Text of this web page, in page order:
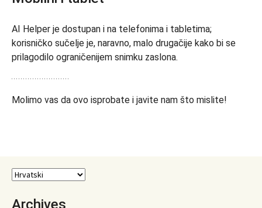
AI Helper je dostupan i na telefonima i tabletima;
korisničko sučelje je, naravno, malo drugačije kako bi se
prilagodilo ograničenijem snimku zaslona.
Molimo vas da ovo isprobate i javite nam što mislite!
Archives